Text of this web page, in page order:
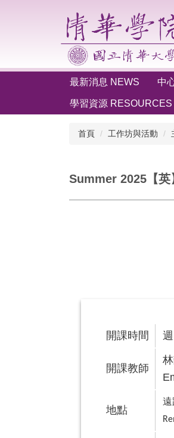
容
最新消息 NEWS 中
學習資源 RESOURCES
首頁 工作坊與活動
Summer 2025【英
開課時間
開課教師
地點
遠